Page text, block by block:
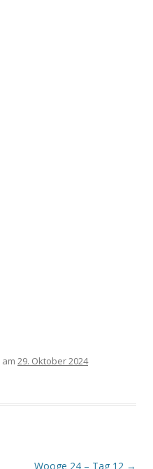
am 29. Oktober 2024
Wooge 24 – Tag 12 →